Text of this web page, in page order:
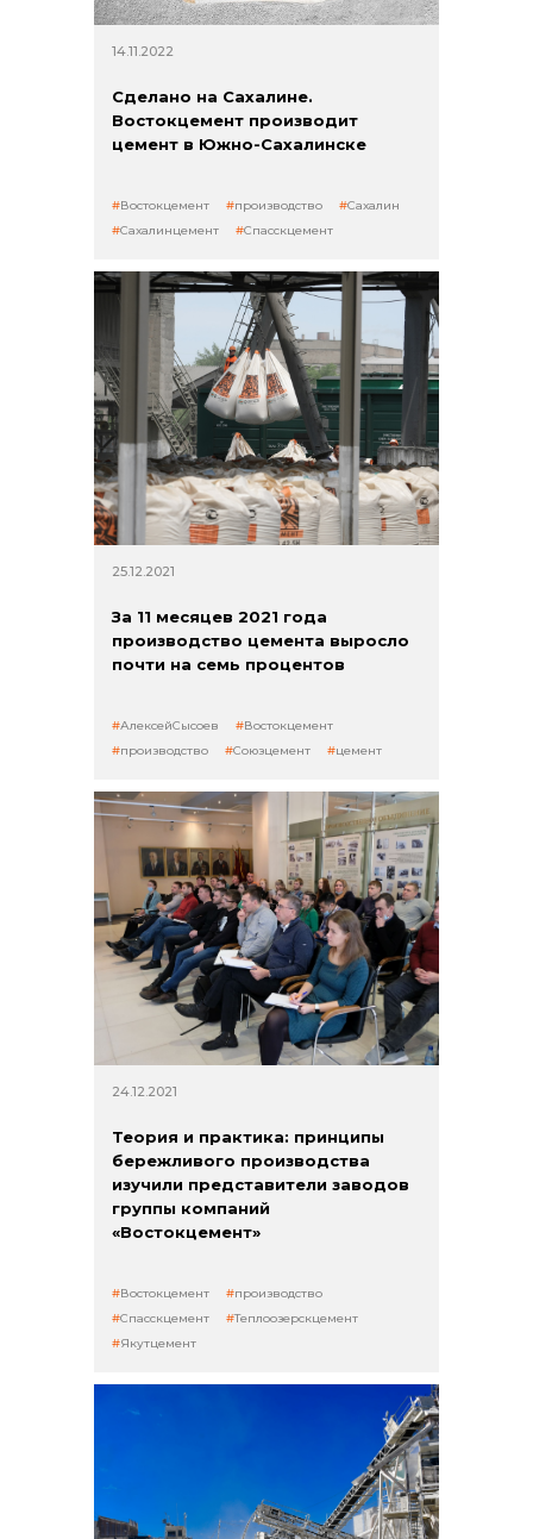
14.11.2022
Сделано на Сахалине.
Востокцемент производит
цемент в Южно-Сахалинске
Востокцемент производство
Сахалин
Сахалинцемент
Спасскцемент
25.12.2021
За 11 месяцев 2021 года
производство цемента выросло
почти на семь процентов
АлексейСысоев
Востокцемент
производство
Союзцемент цемент
24.12.2021
Теория и практика: принципы
бережливого производства
изучили представители заводов
группы компаний
«Востокцемент»
Востокцемент
производство
Спасскцемент
Теплоозерскцемент
Якутцемент